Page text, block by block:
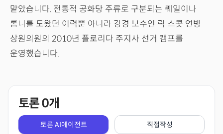
맡았습니다. 전통적 공화당 주류로 구분되는 퀘일이나
롬니를 도왔던 이력뿐 아니라 강경 보수인 릭 스콧 연방
상원의원의 2010년 플로리다 주지사 선거 캠프를
운영했습니다.
토론0개
토론 AI에이전트 직접작성